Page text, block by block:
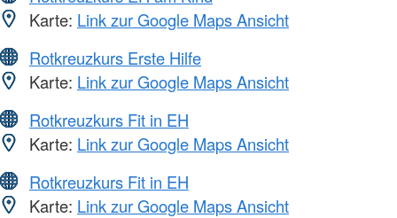
Karte: Link zur Google Maps Ansicht
Rotkreuzkurs Erste Hilfe
Karte: Link zur Google Maps Ansicht
Rotkreuzkurs Fit in EH
Karte: Link zur Google Maps Ansicht
Rotkreuzkurs Fit in EH
Karte: Link zur Google Maps Ansicht